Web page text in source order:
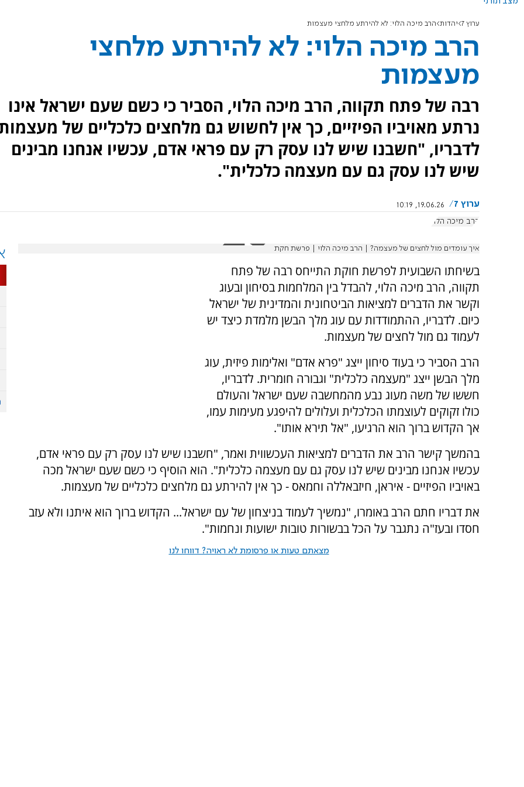
ערוץ 7 יהדות הרב מיכה הלוי: לא להירתע מלחצי מעצמות
הרב מיכה הלוי: לא להירתע מלחצי
מעצמות
רבה של פתח תקווה, הרב מיכה הלוי, הסביר כי כשם שעם ישראל אינו
נרתע מאויביו הפיזיים, כך אין לחשוש גם מלחצים כלכליים של
לדבריו, "חשבנו שיש לנו עסק רק עם פראי אדם, עכשיו אנחנו מבינים
שיש לנו עסק גם עם מעצמה כלכלית".
ערוץ 7
19.06.26, 10:19
הרב מיכה הלוי
איך עומדים מול לחצים של מעצמה? | הרב מיכה הלוי | פרשת חקת
בשיחתו השבועית לפרשת חוקת התייחס רבה של פתח
תקווה, הרב מיכה הלוי, להבדל בין המלחמות בסיחון ובעוג
וקשר את הדברים למציאות הביטחונית והמדינית של ישראל
כיום. לדבריו, ההתמודדות עם עוג מלך הבשן מלמדת כיצד יש
לעמוד גם מול לחצים של מעצמות.
הרב הסביר כי בעוד סיחון ייצג "פרא אדם" ואלימות פיזית, עוג
מלך הבשן ייצג "מעצמה כלכלית" וגבורה חומרית. לדבריו,
חששו של משה מעוג נבע מהמחשבה שעם ישראל והעולם
כולו זקוקים לעוצמתו הכלכלית ועלולים להיפגע מעימות עמו,
אך הקדוש ברוך הוא הרגיעו, "אל תירא אותו".
בהמשך קישר הרב את הדברים למציאות העכשווית ואמר, "חשבנו שיש לנו עסק רק עם פראי אדם,
עכשיו אנחנו מבינים שיש לנו עסק גם עם מעצמה כלכלית". הוא הוסיף כי כשם שעם ישראל מכה
באויביו הפיזיים - איראן, חיזבאללה וחמאס - כך אין להירתע גם מלחצים כלכליים של מעצמות.
את דבריו חתם הרב באומרו, "נמשיך לעמוד בניצחון של עם ישראל... הקדוש ברוך הוא איתנו ולא עזב
חסדו ובעז"ה נתגבר על הכל בבשורות טובות ישועות ונחמות".
מצאתם טעות או פרסומת לא ראויה? דווחו לנו